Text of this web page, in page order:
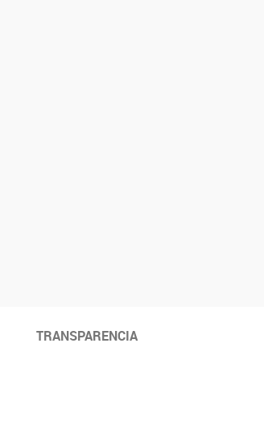
TRANSPARENCIA